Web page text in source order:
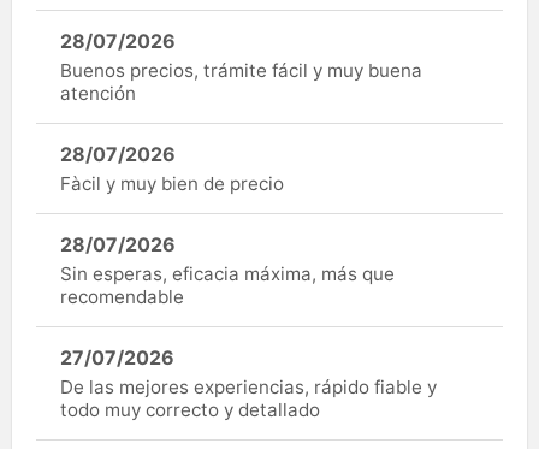
28/07/2026
Buenos precios, trámite fácil y muy buena
atención
28/07/2026
Fàcil y muy bien de precio
28/07/2026
Sin esperas, eficacia máxima, más que
recomendable
27/07/2026
De las mejores experiencias, rápido fiable y
todo muy correcto y detallado